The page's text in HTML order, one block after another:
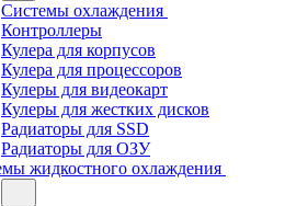
Системы охлаждения
Контроллеры
Кулера для корпусов
Кулера для процессоров
Кулеры для видеокарт
Кулеры для жестких дисков
Радиаторы для SSD
Радиаторы для ОЗУ
жидкостного охлаждения